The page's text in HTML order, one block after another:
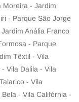
Moreira - Jardim
- Parque São Jorge
Anália Franco
- Parque
Têxtil - Vila
Vila Dalila - Vila
- Vila
- Vila Califórnia -